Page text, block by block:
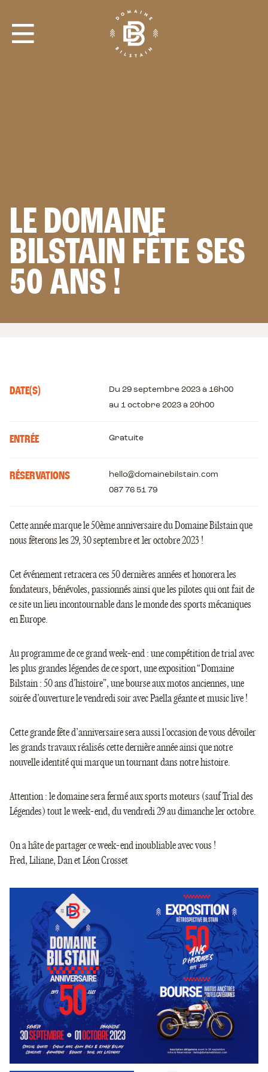
LE DOMAINE
BILSTAIN FÊTE SES
50 ANS !
LA MAISON
8 PERSONNES
L'AUBERGE
4 OU 6 PERSONNES
Notre
Les
DATE(S)
Du 29 septembre 2023 à 16h00
au 1 octobre 2023 à 20h00
ENTRÉE Gratuite
RÉSERVATIONS
hello@domainebilstain.com
087 76 51 79
Cette année marque le 50ème anniversaire du Domaine Bilstain que
nous fêterons les 29, 30 septembre et 1er octobre 2023 !
Cet événement retracera ces 50 dernières années et honorera les
fondateurs, bénévoles, passionnés ainsi que les pilotes qui ont fait de
ce site un lieu incontournable dans le monde des sports mécaniques
en Europe.
Au programme de ce grand week-end : une compétition de trial avec
les plus grandes légendes de ce sport, une exposition “Domaine
Bilstain : 50 ans d’histoire”, une bourse aux motos anciennes, une
soirée d'ouverture le vendredi soir avec Paella géante et music live !
Cette grande fête d'anniversaire sera aussi l'occasion de vous dévoiler
les grands travaux réalisés cette dernière année ainsi que notre
nouvelle identité qui marque un tournant dans notre histoire.
Attention : le domaine sera fermé aux sports moteurs (sauf Trial des
Légendes) tout le week-end, du vendredi 29 au dimanche 1er octobre.
On a hâte de partager ce week-end inoubliable avec vous !
Fred, Liliane, Dan et Léon Crosset